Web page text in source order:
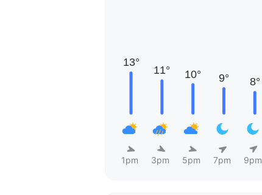
1pm 3pm 5pm 7pm 9pm